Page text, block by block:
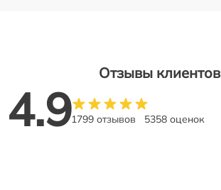
Отзывы клиентов
4.91799 отзывов 5358 оценок